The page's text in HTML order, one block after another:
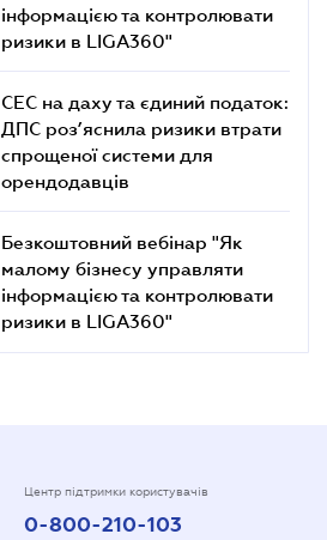
інформацією та контролювати
ризики в LIGA360"
СЕС на даху та єдиний податок:
ДПС роз’яснила ризики втрати
спрощеної системи для
орендодавців
Безкоштовний вебінар "Як
малому бізнесу управляти
інформацією та контролювати
ризики в LIGA360"
Центр підтримки користувачів
0-800-210-103